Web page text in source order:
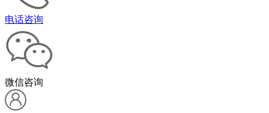
电话咨询
微信咨询